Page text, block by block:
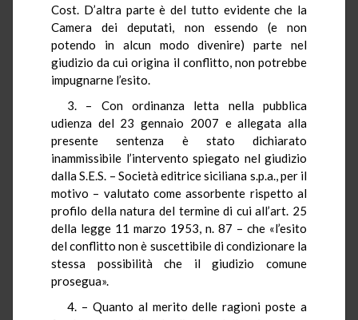
Cost. D’altra parte è del tutto evidente che la
Camera dei deputati, non essendo (e non
potendo in alcun modo divenire) parte nel
giudizio da cui origina il conflitto, non potrebbe
impugnarne l’esito.
3. – Con ordinanza letta nella pubblica
udienza del 23 gennaio 2007 e allegata alla
presente sentenza è stato dichiarato
inammissibile l’intervento spiegato nel giudizio
dalla S.E.S. – Società editrice siciliana s.p.a., per il
motivo – valutato come assorbente rispetto al
profilo della natura del termine di cui all’art. 25
della legge 11 marzo 1953, n. 87 – che «l’esito
del conflitto non è suscettibile di condizionare la
stessa possibilità che il giudizio comune
prosegua».
4. – Quanto al merito delle ragioni poste a